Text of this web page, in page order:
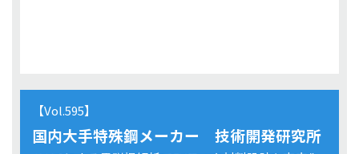
【Vol.595】
国内大手特殊鋼メーカー 技術開発研究所